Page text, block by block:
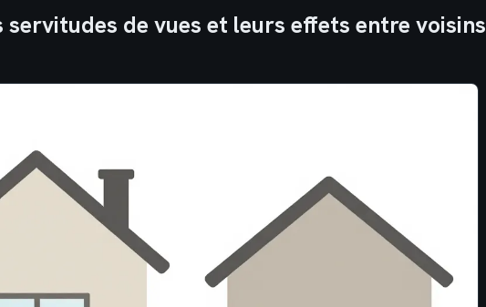
servitudes de vues et leurs effets entre voisins